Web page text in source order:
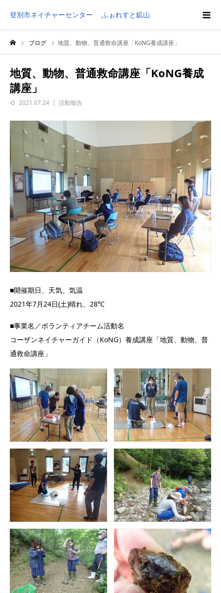
登別市ネイチャーセンター ふぉれすと鉱山
ブログ 地質、動物、普通救命講座「KoNG養成講座」
地質、動物、普通救命講座「KoNG養成
講座」
2021.07.24 活動報告
■開催期日、天気、気温
2021年7月24日(土)晴れ、28℃
■事業名／ボランティアチーム活動名
コーザンネイチャーガイド（KoNG）養成講座「地質、動物、普
通救命講座」